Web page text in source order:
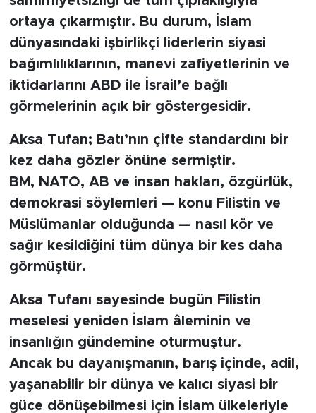
ortaya çıkarmıştır. Bu durum, İslam
dünyasındaki işbirlikçi liderlerin siyasi
bağımlılıklarının, manevi zafiyetlerinin ve
iktidarlarını ABD ile İsrail’e bağlı
görmelerinin açık bir göstergesidir.
Aksa Tufan; Batı’nın çifte standardını bir
kez daha gözler önüne sermiştir.
BM, NATO, AB ve insan hakları, özgürlük,
demokrasi söylemleri — konu Filistin ve
Müslümanlar olduğunda — nasıl kör ve
sağır kesildiğini tüm dünya bir kes daha
görmüştür.
Aksa Tufanı sayesinde bugün Filistin
meselesi yeniden İslam âleminin ve
insanlığın gündemine oturmuştur.
Ancak bu dayanışmanın, barış içinde, adil,
yaşanabilir bir dünya ve kalıcı siyasi bir
güce dönüşebilmesi için İslam ülkeleriyle